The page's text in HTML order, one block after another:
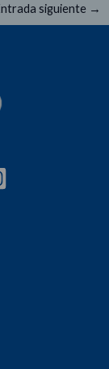
siguiente →